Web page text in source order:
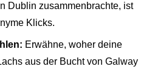
Dublin zusammenbrachte, ist
Klicks.
Erwähne, woher deine
aus der Bucht von Galway